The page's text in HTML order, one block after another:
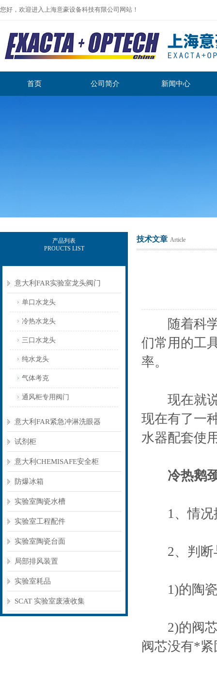
您好，欢迎进入上海意豪设备科技有限公司网站！
首页 公司简介 新闻中心
产品列表
PROUCTS LIST
意大利FAR实验室龙头阀门
单口水龙头
冷热水龙头
三口水龙头
纯水龙头
气体考克
通风柜专用阀门
意大利FAR紧急冲淋洗眼器
试剂柜
意大利CHEMISAFE安全柜
防爆冰箱
实验室陶瓷水槽
实验室工程配件
实验室陶瓷台面
局部排风装置
实验室耗品
SCAT 实验室废液收集
技术文章 Article
随着科学
们常用的工
率。
现在就说
现在有了一
水器配套使
冷热鹅
1、情况描
2、判断与
1)的陶瓷
2)的阀芯
阀芯没有*